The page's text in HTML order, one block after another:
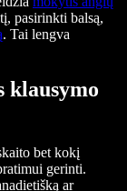
pasirinkti balsą,
. Tai lengva
klausymo
bet kokį
gerinti.
ar